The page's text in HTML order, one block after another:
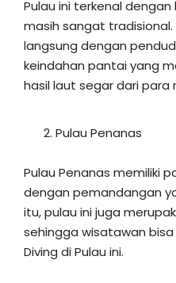
Pulau ini terkenal
masih sangat
langsung dengan
keindahan pantai yang
hasil laut segar dari
Pulau Penanas
Pulau Penanas memiliki
dengan pemandangan
itu, pulau ini juga
sehingga wisatawan
Diving di Pulau ini.